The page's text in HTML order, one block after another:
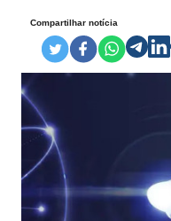
Compartilhar notícia